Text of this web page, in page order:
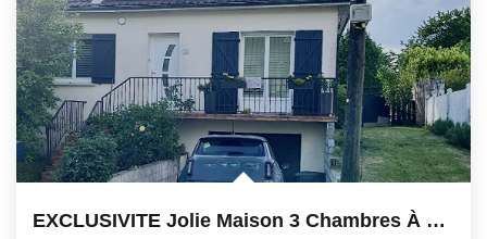
EXCLUSIVITE Jolie Maison 3 Chambres À Foncquevillers